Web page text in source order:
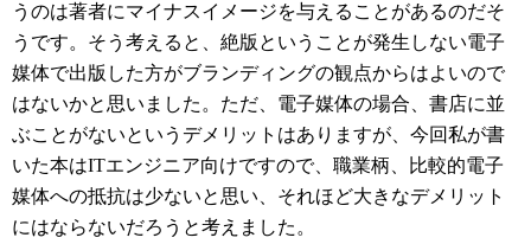
うのは著者にマイナスイメージを与えることがあるのだそ
うです。そう考えると、絶版ということが発生しない電子
媒体で出版した方がブランディングの観点からはよいので
はないかと思いました。ただ、電子媒体の場合、書店に並
ぶことがないというデメリットはありますが、今回私が書
いた本はITエンジニア向けですので、職業柄、比較的電子
媒体への抵抗は少ないと思い、それほど大きなデメリット
にはならないだろうと考えました。